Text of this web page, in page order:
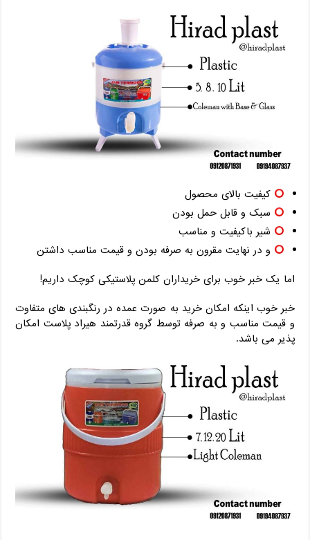
کیفیت بالای محصول
سبک و قابل حمل بودن
شیر باکیفیت و مناسب
و در نهایت مقرون به صرفه بودن و قیمت مناسب داشتن
اما یک خبر خوب برای خریداران کلمن پلاستیکی کوچک داریم!
خبر خوب اینکه امکان خرید به صورت عمده در رنگبندی های متفاوت
و قیمت مناسب و به صرفه توسط گروه قدرتمند هیراد پلاست امکان
پذیر می باشد.